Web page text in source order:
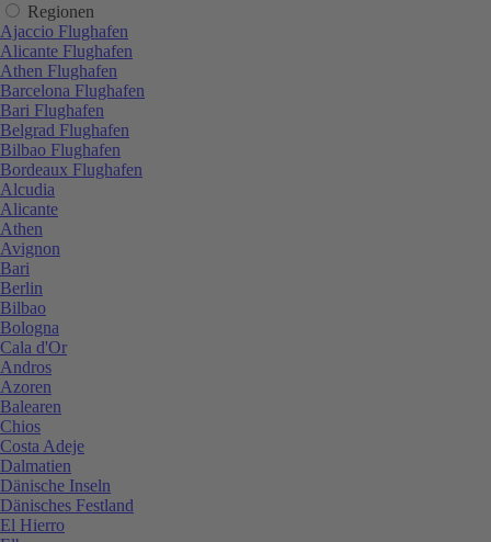
Regionen
Ajaccio Flughafen
Alicante Flughafen
Athen Flughafen
Barcelona Flughafen
Bari Flughafen
Belgrad Flughafen
Bilbao Flughafen
Bordeaux Flughafen
Alcudia
Alicante
Athen
Avignon
Bari
Berlin
Bilbao
Bologna
Cala d'Or
Andros
Azoren
Balearen
Chios
Costa Adeje
Dalmatien
Dänische Inseln
Dänisches Festland
El Hierro